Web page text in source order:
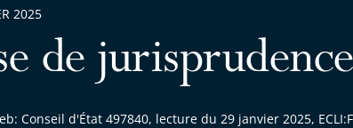
de jurisprudence
Conseil d'État 497840, lecture du 29 janvier 2025,
2025